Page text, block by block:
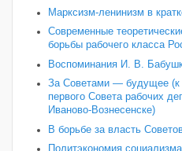
Марксизм-ленинизм в
Современные
борьбы рабочего класса
Воспоминания И. В.
За Советами — будущее (к
первого Совета рабочих
Иваново‑Вознесенске)
В борьбе за власть